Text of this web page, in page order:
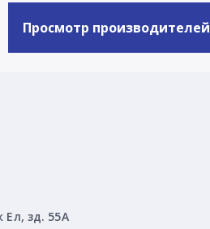
Просмотр производителей
Ел, зд. 55А